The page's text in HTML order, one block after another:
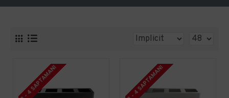
3 - 4 SAPTAMANI 3 - 4 SAPTAMANI